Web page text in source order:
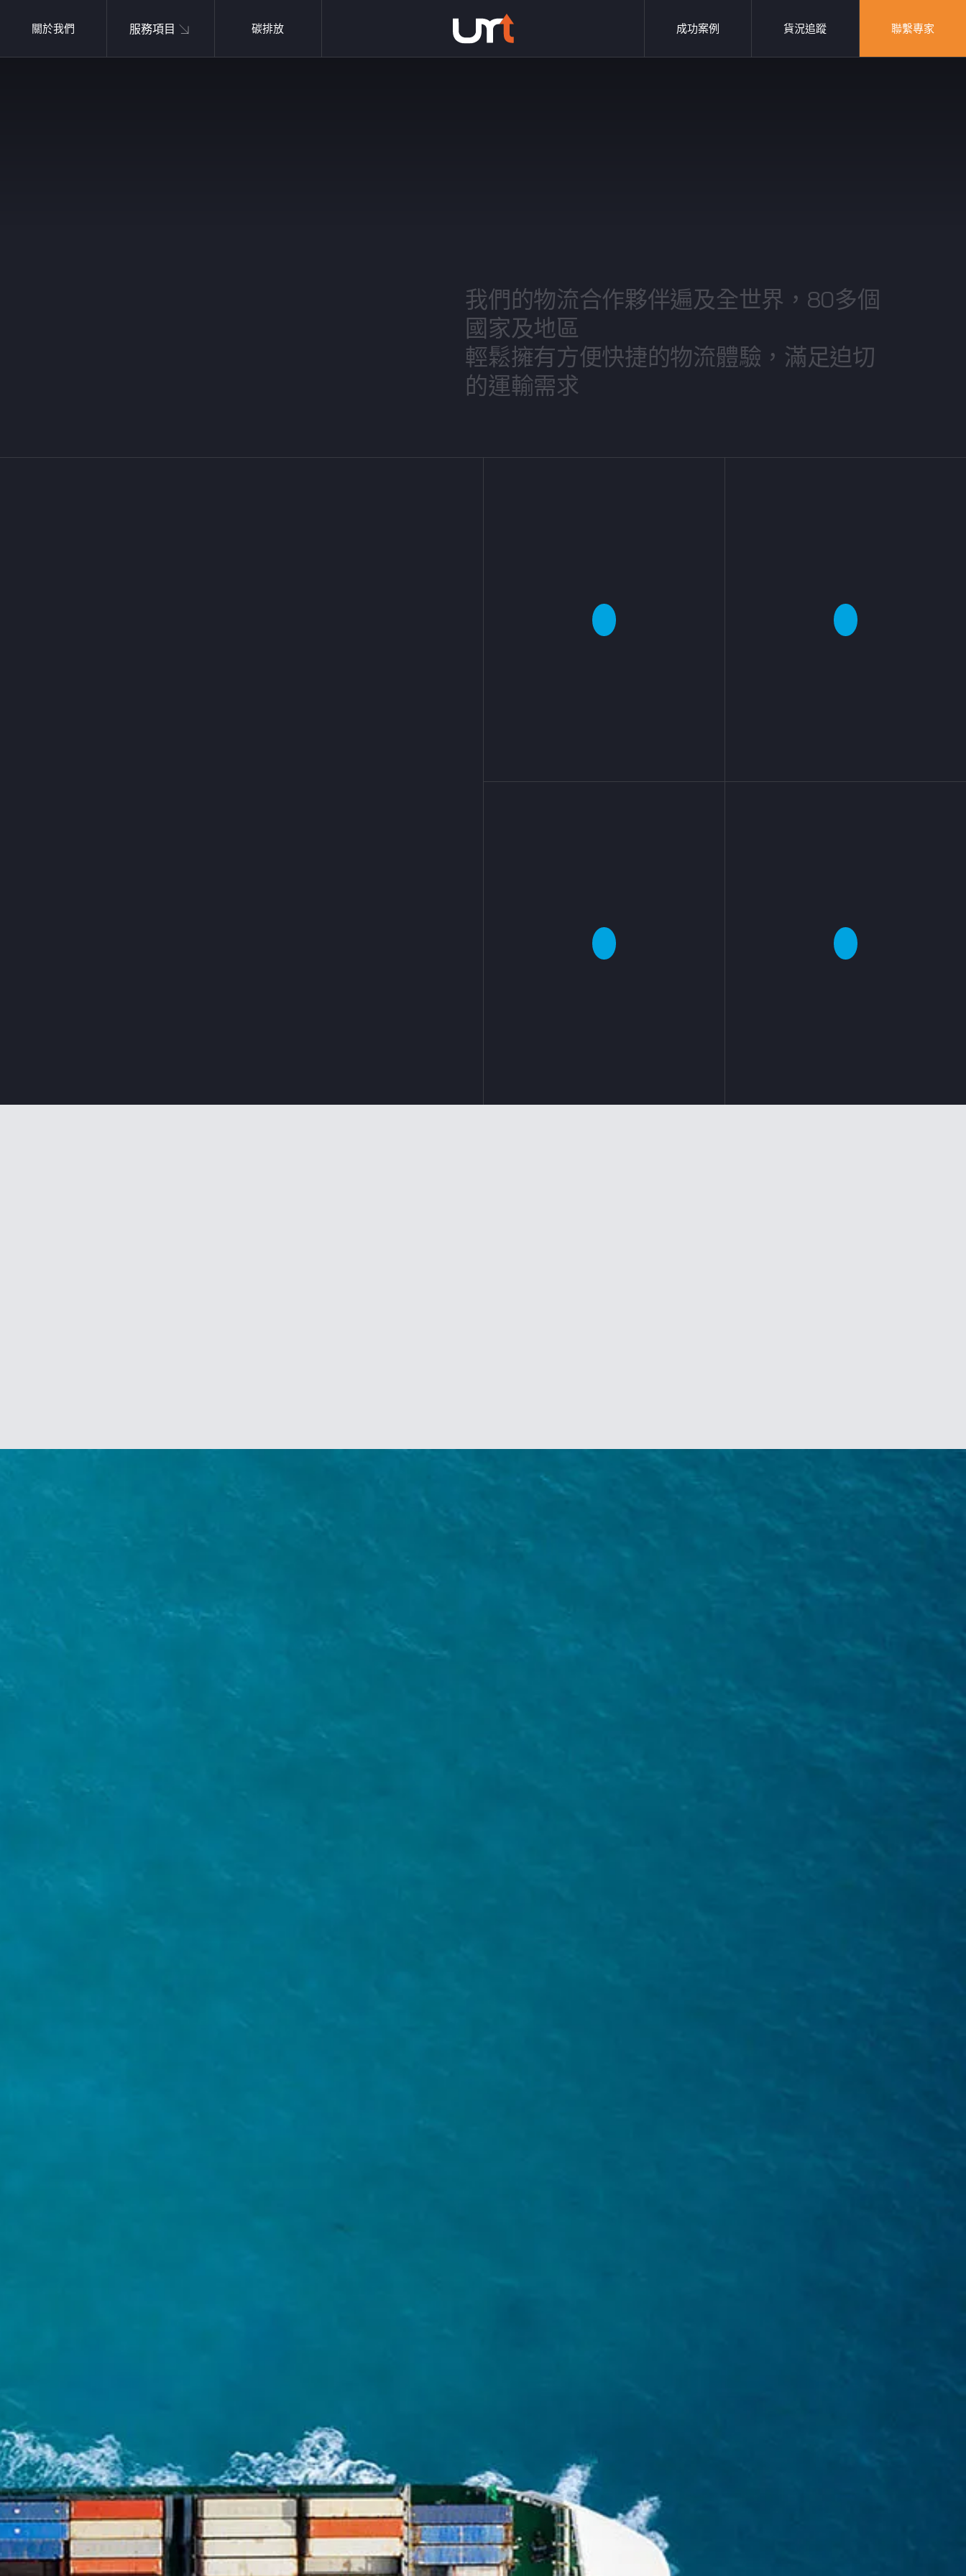
關於我們 服務項目 碳排放 成功案例 貨況追蹤 聯繫專家
我們的物流合作夥伴遍及全世界，80多個
國家及地區
輕鬆擁有方便快捷的物流體驗，滿足迫切
的運輸需求